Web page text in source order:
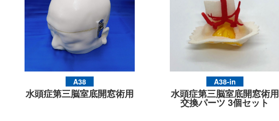
A38
水頭症第三脳室底開窓術用
A38-in
水頭症第三脳室底開窓術用
交換パーツ 3個セット